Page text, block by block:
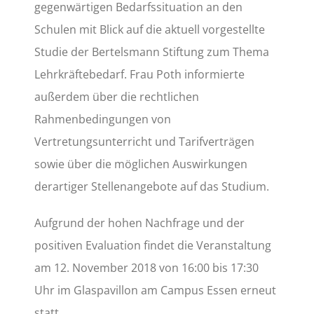
gegenwärtigen Bedarfssituation an den
Schulen mit Blick auf die aktuell vorgestellte
Studie der Bertelsmann Stiftung zum Thema
Lehrkräftebedarf. Frau Poth informierte
außerdem über die rechtlichen
Rahmenbedingungen von
Vertretungsunterricht und Tarifverträgen
sowie über die möglichen Auswirkungen
derartiger Stellenangebote auf das Studium.
Aufgrund der hohen Nachfrage und der
positiven Evaluation findet die Veranstaltung
am 12. November 2018 von 16:00 bis 17:30
Uhr im Glaspavillon am Campus Essen erneut